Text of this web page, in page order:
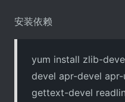
安装依赖
yum install zlib-
devel apr-devel
gettext-devel